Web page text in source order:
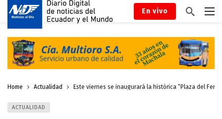
En vivo
Home Actualidad Este viernes se inaugurará la histórica “Plaza del
ACTUALIDAD